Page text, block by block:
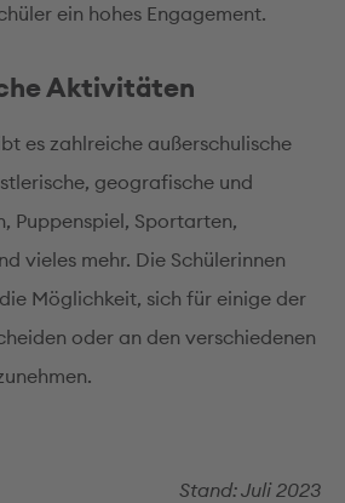
ein hohes Engagement.
Aktivitäten
es zahlreiche außerschulische
geografische und
Puppenspiel, Sportarten,
vieles mehr. Die Schülerinnen
Möglichkeit, sich für einige der
oder an den verschiedenen
Stand: Juli 2023